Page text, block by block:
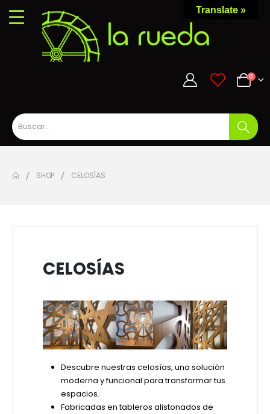
0 0
SHOP CELOSÍAS
CELOSÍAS
Descubre nuestras celosías, una solución
moderna y funcional para transformar tus
espacios.
Fabricadas en tableros alistonados de
Translate »